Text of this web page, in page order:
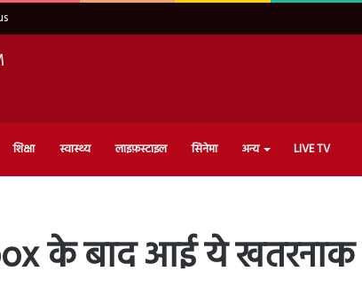
शिक्षा स्वास्थ्य लाइफ़स्टाइल सिनेमा अन्य LIVE TV
के बाद आई ये खतरनाक